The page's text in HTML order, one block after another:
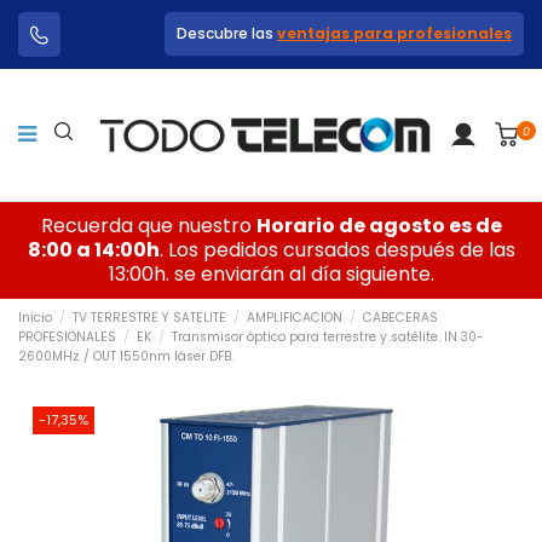
Descubre las ventajas para profesionales
0
Recuerda que nuestro Horario de agosto es de
8:00 a 14:00h. Los pedidos cursados después de las
13:00h. se enviarán al día siguiente.
Inicio TV TERRESTRE Y SATELITE AMPLIFICACION
CABECERAS
PROFESIONALES
EK
Transmisor óptico para terrestre y satélite. IN 30-
2600MHz / OUT 1550nm láser DFB.
-17,35%